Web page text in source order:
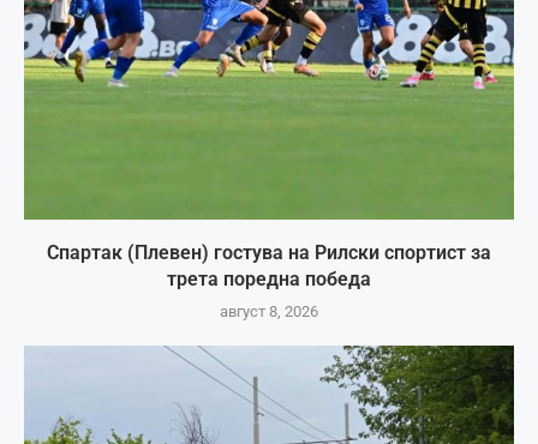
Спартак (Плевен) гостува на Рилски спортист за
трета поредна победа
август 8, 2026